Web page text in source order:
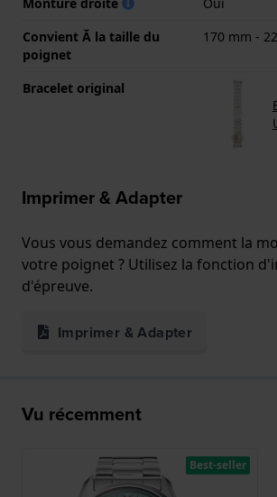
Monture droite
Oui
Convient Ă la taille du
poignet
170 mm -
Bracelet original
Imprimer & Adapter
Vous vous demandez comment la
votre poignet ? Utilisez la fonction
d'épreuve.
Imprimer & Adapter
Vu récemment
Best-seller